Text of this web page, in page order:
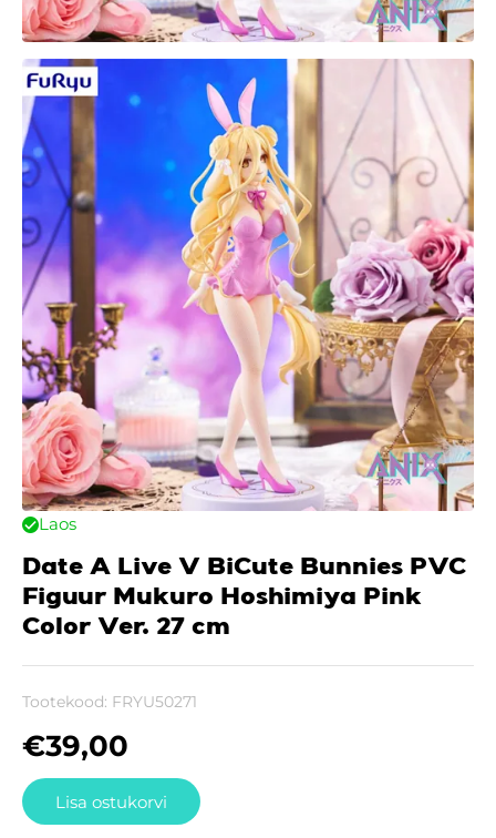
Laos
Date A Live V BiCute Bunnies PVC
Figuur Mukuro Hoshimiya Pink
Color Ver. 27 cm
Tootekood: FRYU50271
€39,00
Lisa ostukorvi